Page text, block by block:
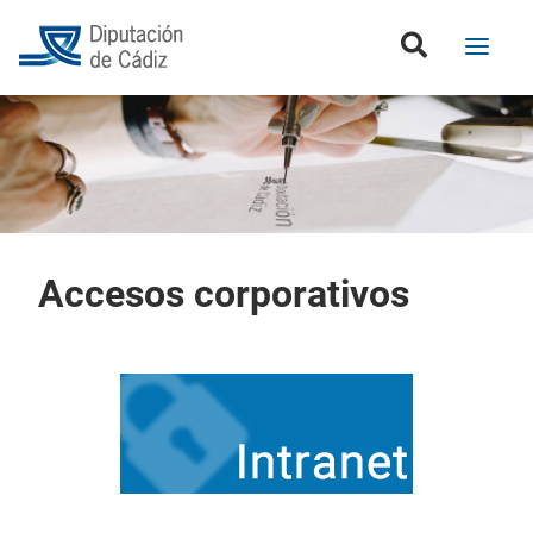
Accesos corporativos